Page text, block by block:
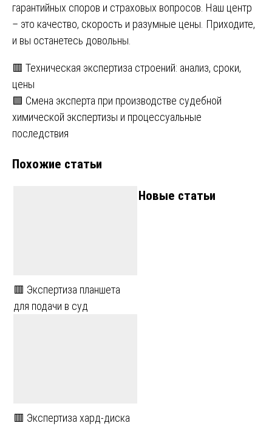
гарантийных споров и страховых вопросов. Наш центр
– это качество, скорость и разумные цены. Приходите,
и вы останетесь довольны.
Навигация
по
записям
🟥 Техническая экспертиза строений: анализ, сроки,
цены
🟩 Смена эксперта при производстве судебной
химической экспертизы и процессуальные
последствия
Похожие статьи
🟥 Экспертиза планшета
для подачи в суд
🟥 Экспертиза хард-диска
Новые статьи